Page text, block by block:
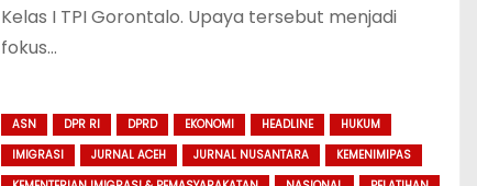
Kelas I TPI Gorontalo. Upaya tersebut menjadi
fokus…
ASN DPR RI DPRD EKONOMI HEADLINE
HUKUM
IMIGRASI
JURNAL ACEH JURNAL NUSANTARA
KEMENIMIPAS